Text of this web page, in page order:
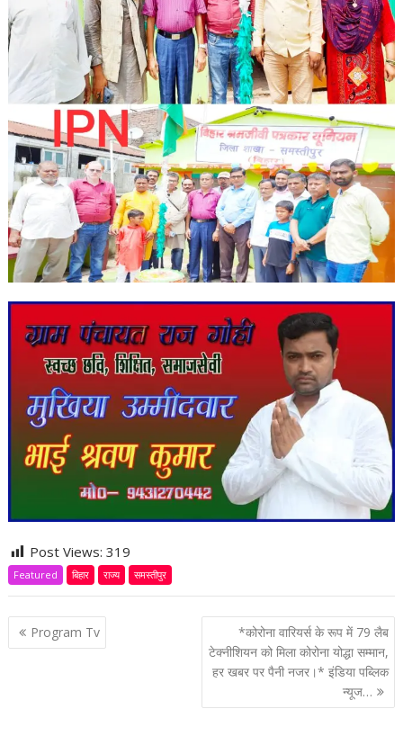
Post Views:319
Featured बिहार राज्य समस्तीपुर
P
o
Program Tv
*कोरोना वारियर्स के रूप में 79 लैब
टेक्नीशियन को मिला कोरोना योद्धा सम्मान,
हर खबर पर पैनी नजर।* इंडिया पब्लिक
न्यूज…